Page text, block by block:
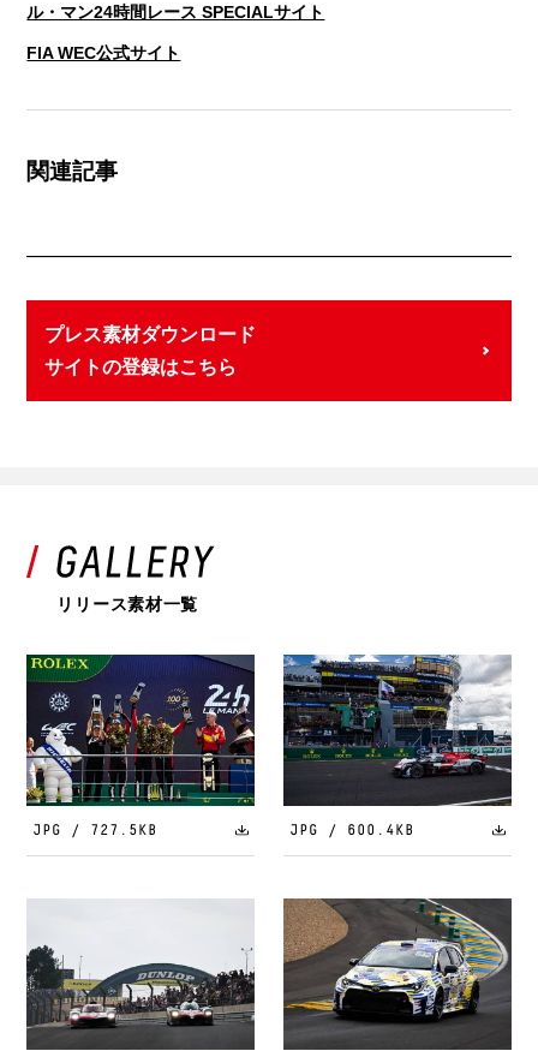
ル・マン24時間レース SPECIALサイト
FIA WEC公式サイト
関連記事
プレス素材ダウンロード
サイトの登録はこちら
リリース素材一覧
JPG / 727.5KB JPG / 600.4KB